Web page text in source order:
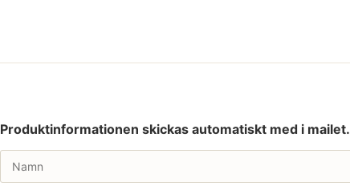
Produktinformationen skickas automatiskt med i mailet.